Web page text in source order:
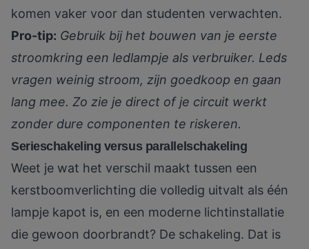
komen vaker voor dan studenten verwachten.
Pro-tip: Gebruik bij het bouwen van je eerste
stroomkring een ledlampje als verbruiker. Leds
vragen weinig stroom, zijn goedkoop en gaan
lang mee. Zo zie je direct of je circuit werkt
zonder dure componenten te riskeren.
Serieschakeling versus parallelschakeling
Weet je wat het verschil maakt tussen een
kerstboomverlichting die volledig uitvalt als één
lampje kapot is, en een moderne lichtinstallatie
die gewoon doorbrandt? De schakeling. Dat is